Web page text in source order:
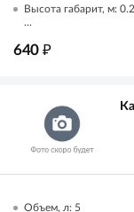
Высота габарит, м:
...
640 ₽
Объем, л: 5